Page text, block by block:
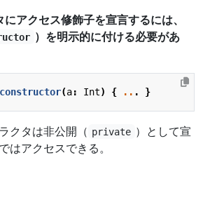
アクセス修飾子を宣言するには、
）を明示的に付ける必要があ
constructor(a: Int) { .. . }
クタは非公開（ private ）として宣
はアクセスできる。